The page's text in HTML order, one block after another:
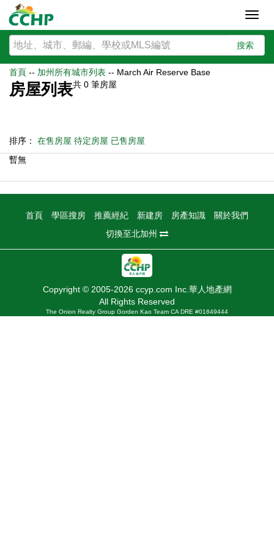
搜索
首頁 -- 加州所有城市列表 -- March Air Reserve Base
房屋列表共 0 筆房屋
排序： 在售房屋 待定房屋 已售房屋
暫無
首頁 學區搜房 推薦經紀 新建房 房產知識
關於我們
切換至北加州
Copyright © 2005-2026 ccyp.com Inc.華人地產網
All Rights Reserved
The Onion Realty Group Gorden Kao Team CA DRE #01849444